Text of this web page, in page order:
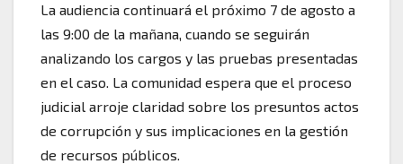
La audiencia continuará el próximo 7 de agosto a
las 9:00 de la mañana, cuando se seguirán
analizando los cargos y las pruebas presentadas
en el caso. La comunidad espera que el proceso
judicial arroje claridad sobre los presuntos actos
de corrupción y sus implicaciones en la gestión
de recursos públicos.